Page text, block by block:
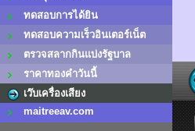
ทดสอบการได้ยิน
ทดสอบความเร็วอินเตอร์เน็ต
ตรวจสลากกินแบ่งรัฐบาล
ราคาทองคำวันนี้
เว๊บเครื่องเสียง
maitreeav.com